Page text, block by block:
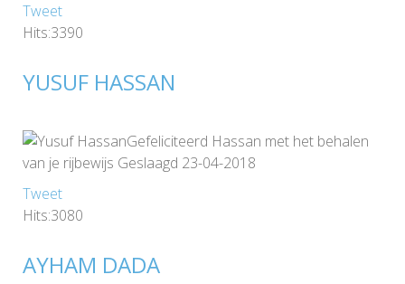
Tweet
Hits:3390
YUSUF HASSAN
Gefeliciteerd Hassan met het behalen
van je rijbewijs Geslaagd 23-04-2018
Tweet
Hits:3080
AYHAM DADA